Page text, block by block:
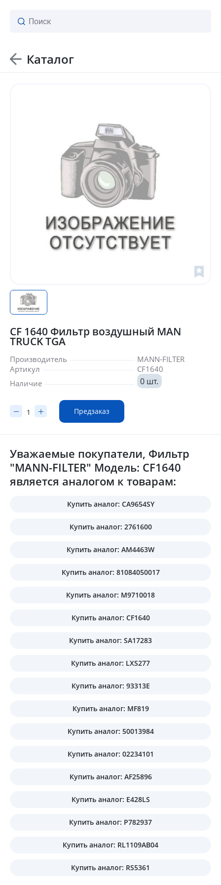
Каталог
CF 1640 Фильтр воздушный MAN
TRUCK TGA
Производитель
MANN-FILTER
Артикул
CF1640
Наличие
0 шт.
Предзаказ
Уважаемые покупатели, Фильтр
"MANN-FILTER" Модель: CF1640
является аналогом к товарам:
Купить аналог: CA9654SY
Купить аналог: 2761600
Купить аналог: AM4463W
Купить аналог: 81084050017
Купить аналог: M9710018
Купить аналог: CF1640
Купить аналог: SA17283
Купить аналог: LXS277
Купить аналог: 93313E
Купить аналог: MF819
Купить аналог: 50013984
Купить аналог: 02234101
Купить аналог: AF25896
Купить аналог: E428LS
Купить аналог: P782937
Купить аналог: RL1109AB04
Купить аналог: RS5361